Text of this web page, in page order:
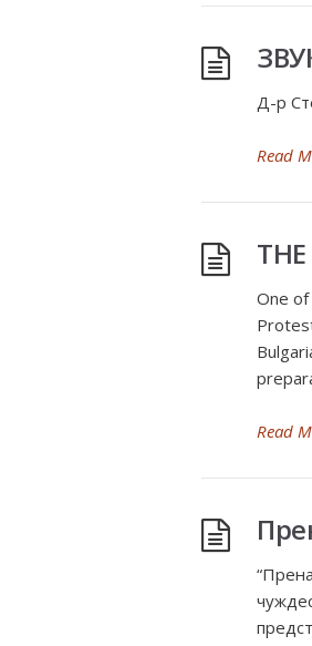
Д-р
Read
One
Read